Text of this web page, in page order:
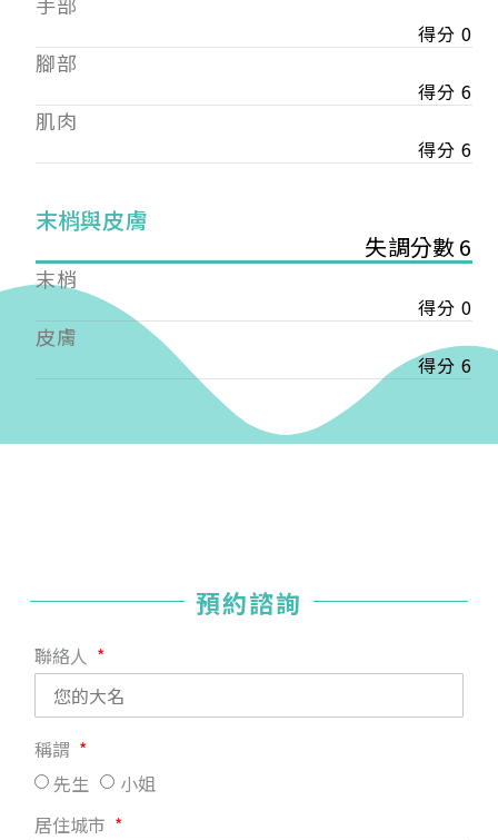
得分 0
腳部
得分 6
肌肉
得分 6
末梢與皮膚
失調分數 6
末梢
得分 0
皮膚
得分 6
預約諮詢
聯絡人
稱謂
先生
小姐
居住城市
會審核通過後即通知您進行繳費，繳費資訊如下
【會費】
個人會員:
入會費新臺幣1200元，於會員入會時繳納；常年會
費1200元，於每年度繳納。
費3000元，於每年度繳納。
戶名: 社團法人台灣自律神經健康培訓暨發展協會
帳號: 003-03-501566-2
銀行: (013) 國泰世華 南京東路分行